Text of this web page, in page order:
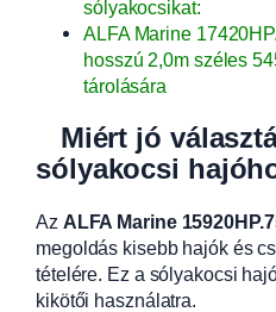
sólyakocsikat:
ALFA Marine
hosszú 2,0m széles
tárolására
Miért jó
sólyakocsi
Az ALFA Marine
megoldás kisebb hajók és
tételére. Ez a sólyakocsi
kikötői használatra.